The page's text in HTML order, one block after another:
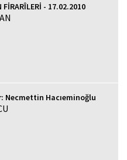
FİRARÎLERİ - 17.02.2010
Necmettin Hacıeminoğlu